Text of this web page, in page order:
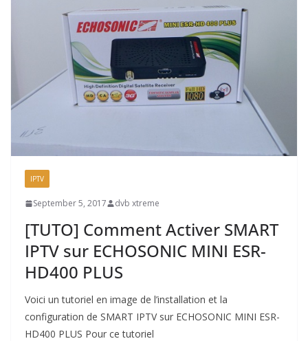
IPTV
September 5, 2017 dvb xtreme
[TUTO] Comment Activer SMART
IPTV sur ECHOSONIC MINI ESR-
HD400 PLUS
Voici un tutoriel en image de l’installation et la
configuration de SMART IPTV sur ECHOSONIC MINI ESR-
HD400 PLUS Pour ce tutoriel